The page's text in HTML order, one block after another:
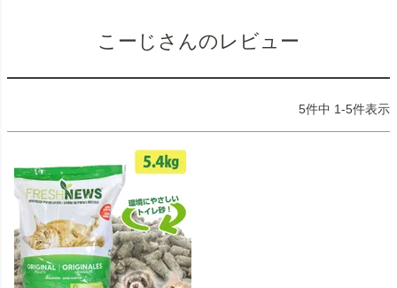
こーじさんのレビュー
5件中 1-5件表示